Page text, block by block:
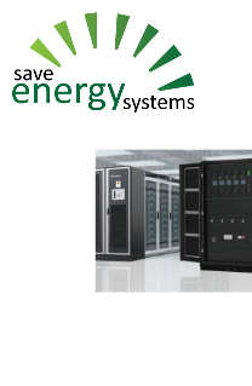
content